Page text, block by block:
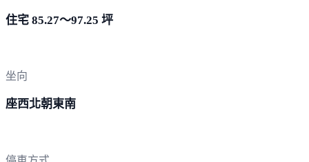
住宅 85.27～97.25 坪
坐向
座西北朝東南